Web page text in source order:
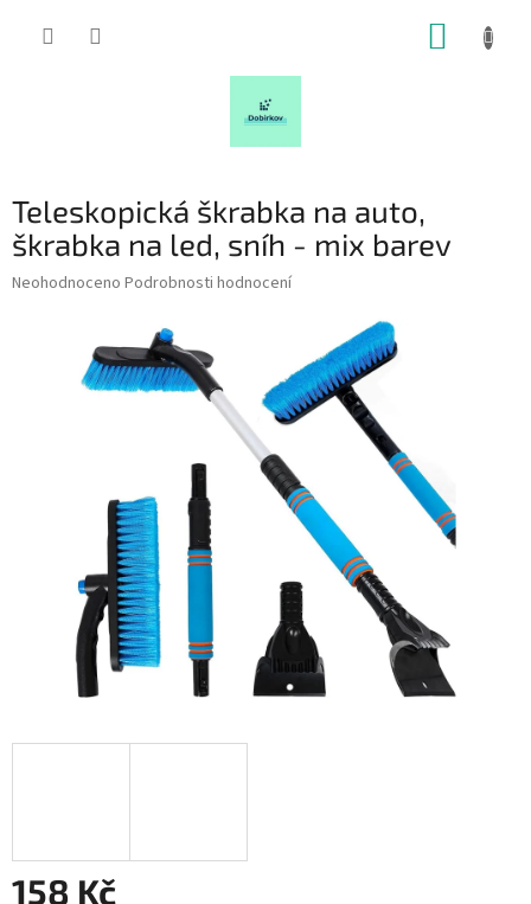
Teleskopická škrabka na auto,
škrabka na led, sníh - mix barev
Průměrné
Neohodnoceno Podrobnosti hodnocení
158 Kč